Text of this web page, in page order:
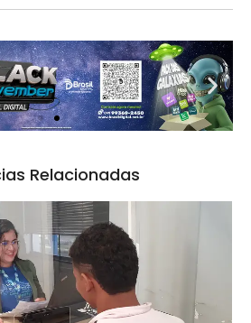
Relacionadas